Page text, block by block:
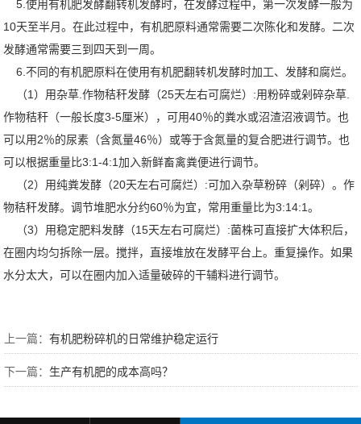
5.使用有机肥发酵翻转机发酵时，在发酵过程中，第一次发酵一般为
10天至半月。在此过程中，有机肥原料通常需要二次陈化和发酵。二次
发酵通常需要三到四天到一周。
6.不同的有机肥原料在使用有机肥翻转机发酵时加工、发酵和腐烂。
（1）用杂草.作物秸秆发酵（25天左右可腐烂）:用粉碎或剁碎杂草.
作物秸秆（一般长度3-5厘米），可用40％的粪水或沼渣沼液调节。也
可以用2％的尿素（含氮量46％）或等于含氮量的复合肥进行调节。也
可以根据重量比3:1-4:1加入新鲜畜禽粪便进行调节。
（2）用纯粪发酵（20天左右可腐烂）:可加入杂草粉碎（剁碎）。作
物秸秆发酵。调节堆肥水分约60％为宜，常用重量比为3:14:1。
（3）用稳定肥料发酵（15天左右可腐烂）:菌株可直接扩大体积后，
在圈内均匀拆除一层。搅拌，直接堆放在发酵平台上。重复操作。如果
水分太大，可以在圈内加入适量破碎的干辅料进行调节。
上一篇： 有机肥粉碎机的日常维护稳定运行
下一篇： 生产有机肥的成本高吗？